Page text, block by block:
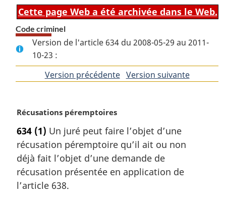
Cette page Web a été archivée dans le Web.
Code criminel
Version de l'article 634 du 2008-05-29 au 2011-
10-23 :
Version précédentedeVersion suivantede
N
t
e
m
a
g
Récusations péremptoires
634 (1) Un juré peut faire l’objet d’une
récusation péremptoire qu’il ait ou non
déjà fait l’objet d’une demande de
récusation présentée en application de
l’article 638.